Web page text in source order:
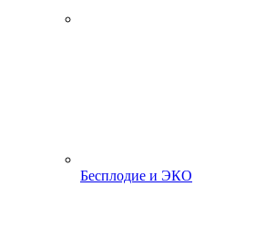
Бесплодие и ЭКО